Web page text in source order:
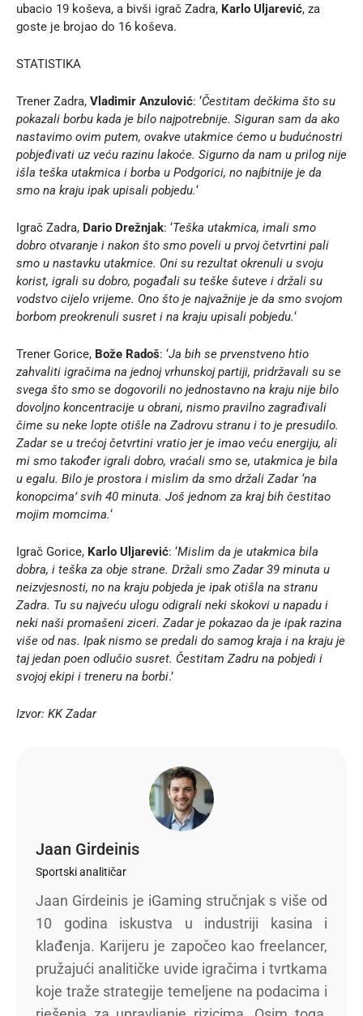
ubacio 19 koševa, a bivši igrač Zadra, Karlo Uljarević, za
goste je brojao do 16 koševa.
STATISTIKA
Trener Zadra, Vladimir Anzulović: ‘Čestitam dečkima što su
pokazali borbu kada je bilo najpotrebnije. Siguran sam da ako
nastavimo ovim putem, ovakve utakmice ćemo u budućnostri
pobjeđivati uz veću razinu lakoće. Sigurno da nam u prilog nije
išla teška utakmica i borba u Podgorici, no najbitnije je da
smo na kraju ipak upisali pobjedu.‘
Igrač Zadra, Dario Drežnjak: ‘Teška utakmica, imali smo
dobro otvaranje i nakon što smo poveli u prvoj četvrtini pali
smo u nastavku utakmice. Oni su rezultat okrenuli u svoju
korist, igrali su dobro, pogađali su teške šuteve i držali su
vodstvo cijelo vrijeme. Ono što je najvažnije je da smo svojom
borbom preokrenuli susret i na kraju upisali pobjedu.‘
Trener Gorice, Bože Radoš: ‘Ja bih se prvenstveno htio
zahvaliti igračima na jednoj vrhunskoj partiji, pridržavali su se
svega što smo se dogovorili no jednostavno na kraju nije bilo
dovoljno koncentracije u obrani, nismo pravilno zagrađivali
čime su neke lopte otišle na Zadrovu stranu i to je presudilo.
Zadar se u trećoj četvrtini vratio jer je imao veću energiju, ali
mi smo također igrali dobro, vraćali smo se, utakmica je bila
u egalu. Bilo je prostora i mislim da smo držali Zadar ‘na
konopcima’ svih 40 minuta. Još jednom za kraj bih čestitao
mojim momcima.‘
Igrač Gorice, Karlo Uljarević: ‘Mislim da je utakmica bila
dobra, i teška za obje strane. Držali smo Zadar 39 minuta u
neizvjesnosti, no na kraju pobjeda je ipak otišla na stranu
Zadra. Tu su najveću ulogu odigrali neki skokovi u napadu i
neki naši promašeni ziceri. Zadar je pokazao da je ipak razina
više od nas. Ipak nismo se predali do samog kraja i na kraju je
taj jedan poen odlučio susret. Čestitam Zadru na pobjedi i
svojoj ekipi i treneru na borbi.’
Izvor: KK Zadar
Jaan Girdeinis
Sportski analitičar
Jaan Girdeinis je iGaming stručnjak s više od
10 godina iskustva u industriji kasina i
klađenja. Karijeru je započeo kao freelancer,
pružajući analitičke uvide igračima i tvrtkama
koje traže strategije temeljene na podacima i